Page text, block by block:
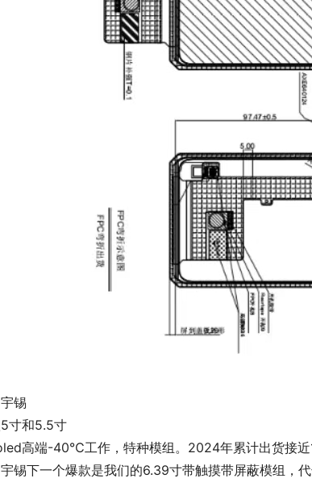
锡
寸和5.5寸
高端-40℃工作，特种模组。2024年累计出货接近
锡下一个爆款是我们的6.39寸带触摸带屏蔽模组，